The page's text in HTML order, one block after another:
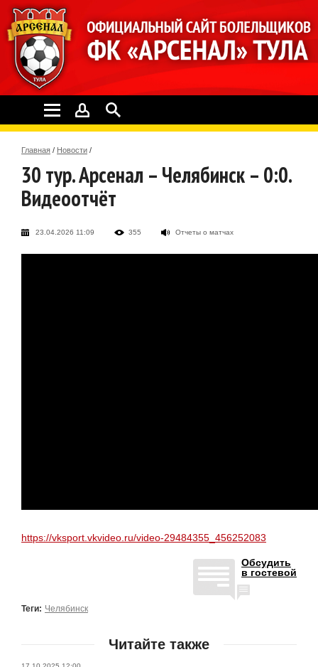
Главная / Новости /
30 тур. Арсенал – Челябинск – 0:0.
Видеоотчёт
23.04.2026 11:09 355 Отчеты о матчах
https://vksport.vkvideo.ru/video-29484355_456252083
Обсудить
в гостевой
Теги: Челябинск
Читайте также